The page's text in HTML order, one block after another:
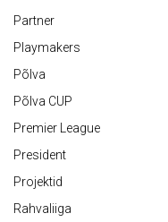
Partner
Playmakers
Põlva
Põlva CUP
Premier League
President
Projektid
Rahvaliiga